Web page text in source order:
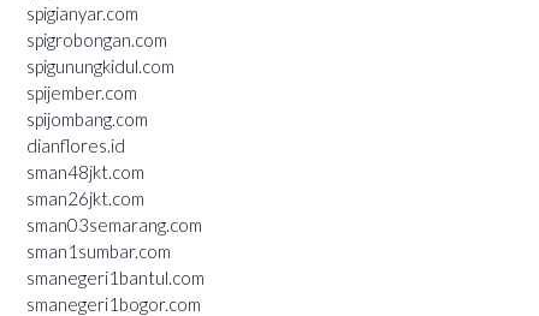
spigianyar.com
spigrobongan.com
spigunungkidul.com
spijember.com
spijombang.com
dianflores.id
sman48jkt.com
sman26jkt.com
sman03semarang.com
sman1sumbar.com
smanegeri1bantul.com
smanegeri1bogor.com